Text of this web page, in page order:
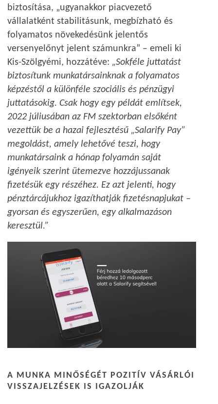
biztosítása, „ugyanakkor piacvezető
vállalatként stabilitásunk, megbízható és
folyamatos növekedésünk jelentős
versenyelőnyt jelent számunkra” – emeli ki
Kis-Szölgyémi, hozzátéve: „Sokféle juttatást
biztosítunk munkatársainknak a folyamatos
képzéstől a különféle szociális és pénzügyi
juttatásokig. Csak hogy egy példát említsek,
2022 júliusában az FM szektorban elsőként
vezettük be a hazai fejlesztésű „Salarify Pay”
megoldást, amely lehetővé teszi, hogy
munkatársaink a hónap folyamán saját
igényeik szerint ütemezve hozzájussanak
fizetésük egy részéhez. Ez azt jelenti, hogy
pénztárcájukhoz igazíthatják fizetésnapjukat –
gyorsan és egyszerűen, egy alkalmazáson
keresztül.”
A MUNKA MINŐSÉGÉT POZITÍV VÁSÁRLÓI
VISSZAJELZÉSEK IS IGAZOLJÁK